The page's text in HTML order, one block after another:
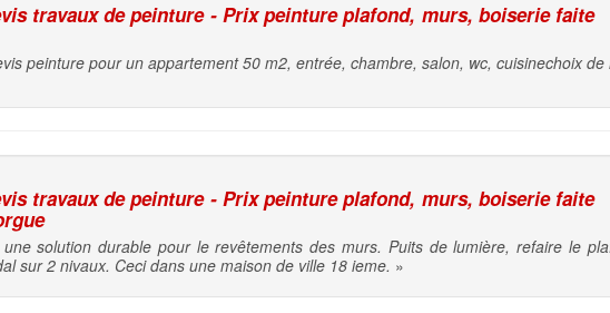
travaux de peinture - Prix peinture plafond, murs, boiserie faite
peinture pour un appartement 50 m2, entrée, chambre, salon, wc, cuisinechoix de
travaux de peinture - Prix peinture plafond, murs, boiserie faite
solution durable pour le revêtements des murs. Puits de lumière, refaire le
sur 2 nivaux. Ceci dans une maison de ville 18 ieme. »